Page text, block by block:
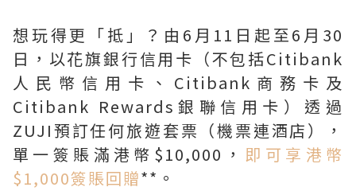
想玩得更「抵」？由 6 月 11 日起至6 月 30
日，以花旗銀行信用卡（不包括Citibank
人民幣信用卡、 Citibank 商務卡及
Citibank Rewards 銀聯信用卡）透過
ZUJI預訂任何旅遊套票（機票連酒店），
單一簽賬滿港幣 $10,000 ， 即可享港幣
$1,000簽賬回贈** 。